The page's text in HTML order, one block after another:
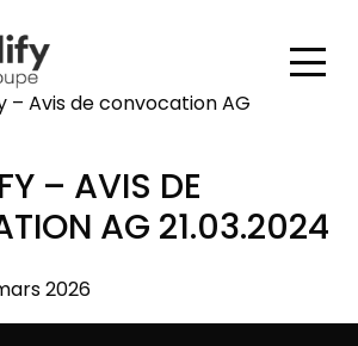
– Avis de convocation AG
– AVIS DE
AG 21.03.2024
2026